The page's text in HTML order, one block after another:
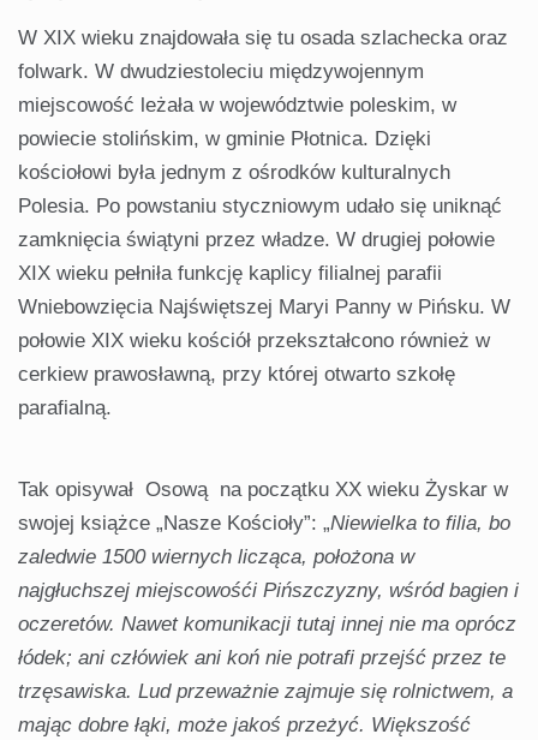
W XIX wieku znajdowała się tu osada szlachecka oraz
folwark. W dwudziestoleciu międzywojennym
miejscowość leżała w województwie poleskim, w
powiecie stolińskim, w gminie Płotnica. Dzięki
kościołowi była jednym z ośrodków kulturalnych
Polesia. Po powstaniu styczniowym udało się uniknąć
zamknięcia świątyni przez władze. W drugiej połowie
XIX wieku pełniła funkcję kaplicy filialnej parafii
Wniebowzięcia Najświętszej Maryi Panny w Pińsku. W
połowie XIX wieku kościół przekształcono również w
cerkiew prawosławną, przy której otwarto szkołę
parafialną.
Tak opisywał Osową na początku XX wieku Żyskar w
swojej książce „Nasze Kościoły”: „Niewielka to filia, bo
zaledwie 1500 wiernych licząca, położona w
najgłuchszej miejscowośći Pińszczyzny, wśród bagien i
oczeretów. Nawet komunikacji tutaj innej nie ma oprócz
łódek; ani człówiek ani koń nie potrafi przejść przez te
trzęsawiska. Lud przeważnie zajmuje się rolnictwem, a
mając dobre łąki, może jakoś przeżyć. Większość